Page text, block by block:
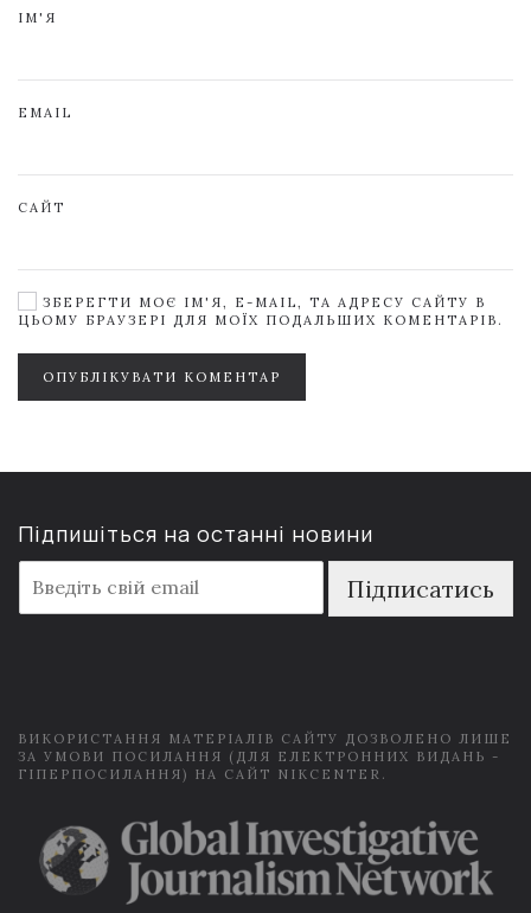
ІМ'Я
EMAIL
САЙТ
ЗБЕРЕГТИ МОЄ ІМ'Я, E-MAIL, ТА АДРЕСУ САЙТУ В
ЦЬОМУ БРАУЗЕРІ ДЛЯ МОЇХ ПОДАЛЬШИХ КОМЕНТАРІВ.
ОПУБЛІКУВАТИ КОМЕНТАР
Підпишіться на останні новини
m
a
Підписатись
ВИКОРИСТАННЯ МАТЕРІАЛІВ САЙТУ ДОЗВОЛЕНО ЛИШЕ
ЗА УМОВИ ПОСИЛАННЯ (ДЛЯ ЕЛЕКТРОННИХ ВИДАНЬ -
ГІПЕРПОСИЛАННЯ) НА САЙТ NIKCENTER.